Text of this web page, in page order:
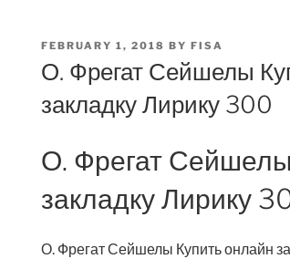
POSTED
FEBRUARY 1, 2018 BY FISA
О. Фрегат Сейшелы
закладку Лирику 300
О. Фрегат
закладку Лирику
О. Фрегат Сейшелы Купить онлайн